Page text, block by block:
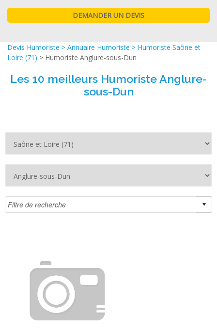
Devis Humoriste > Annuaire Humoriste > Humoriste Saône et
Loire (71) > Humoriste Anglure-sous-Dun
Les 10 meilleurs Humoriste Anglure-
sous-Dun